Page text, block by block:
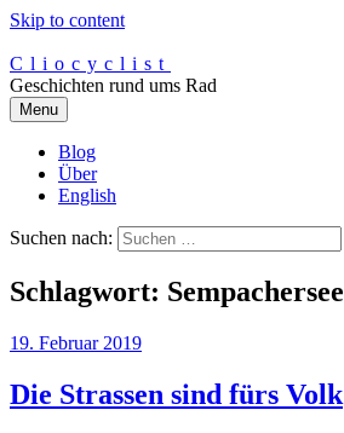
Skip to content
Cliocyclist
Geschichten rund ums Rad
Menu
Blog
Über
English
Suchen nach:
Schlagwort: Sempachersee
19. Februar 2019
Die Strassen sind fürs Volk